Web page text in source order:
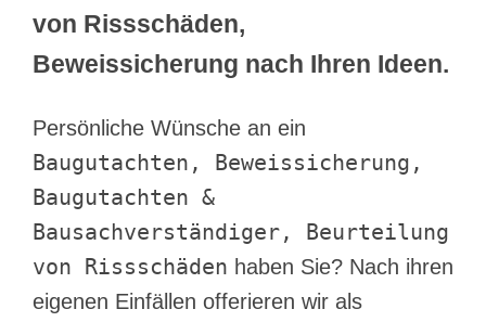
von Rissschäden,
Beweissicherung nach Ihren Ideen.
Persönliche Wünsche an ein
Baugutachten, Beweissicherung,
Baugutachten &
Bausachverständiger, Beurteilung
von Rissschäden haben Sie? Nach ihren
eigenen Einfällen offerieren wir als